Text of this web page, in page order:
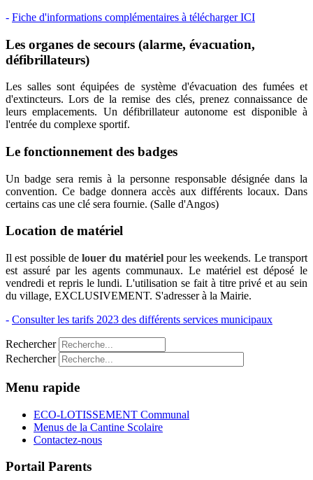
- Fiche d'informations complémentaires à télécharger ICI
Les organes de secours (alarme, évacuation,
défibrillateurs)
Les salles sont équipées de système d'évacuation des fumées et
d'extincteurs. Lors de la remise des clés, prenez connaissance de
leurs emplacements. Un défibrillateur autonome est disponible à
l'entrée du complexe sportif.
Le fonctionnement des badges
Un badge sera remis à la personne responsable désignée dans la
convention. Ce badge donnera accès aux différents locaux. Dans
certains cas une clé sera fournie. (Salle d'Angos)
Location de matériel
Il est possible delouer du matériel pour les weekends. Le transport
est assuré par les agents communaux. Le matériel est déposé le
vendredi et repris le lundi. L'utilisation se fait à titre privé et au sein
du village, EXCLUSIVEMENT. S'adresser à la Mairie.
- Consulter les tarifs 2023 des différents services municipaux
Rechercher
Rechercher
Menu rapide
ECO-LOTISSEMENT Communal
Menus de la Cantine Scolaire
Contactez-nous
Portail Parents